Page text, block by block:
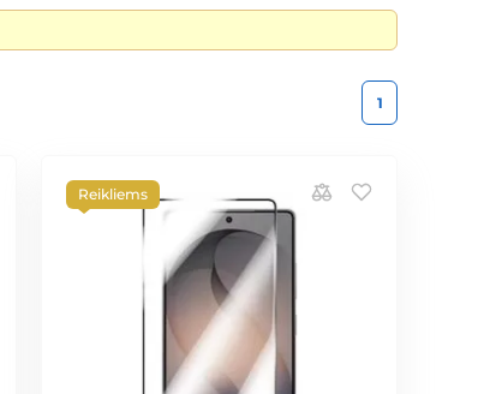
1
Reikliems